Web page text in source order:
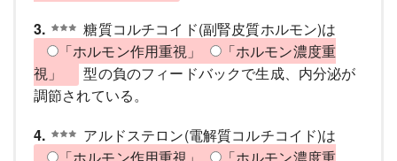
3.
糖質コルチコイド(副腎皮質ホルモン)は
「ホルモン作用重視」
「ホルモン濃度重
視」
型の負のフィードバックで生成、内分泌が
調節されている。
4.
アルドステロン(電解質コルチコイド)は
「ホルモン作用重視」
「ホルモン濃度重